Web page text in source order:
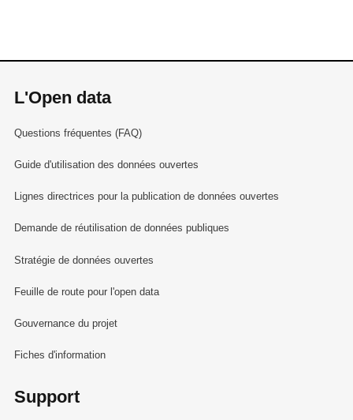
L'Open data
Questions fréquentes (FAQ)
Guide d'utilisation des données ouvertes
Lignes directrices pour la publication de données ouvertes
Demande de réutilisation de données publiques
Stratégie de données ouvertes
Feuille de route pour l'open data
Gouvernance du projet
Fiches d'information
Support